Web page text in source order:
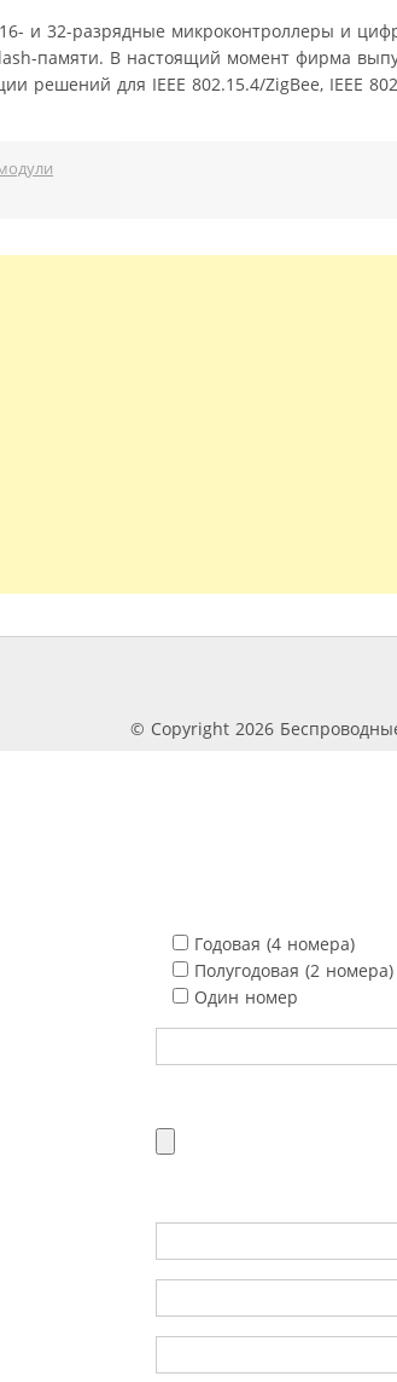
и 32-разрядные микроконтроллеры и
памяти. В настоящий момент фирма
решений для IEEE 802.15.4/ZigBee, IEEE
© Copyright 2026
Годовая (4 номера)
Полугодовая (2 номера)
Один номер